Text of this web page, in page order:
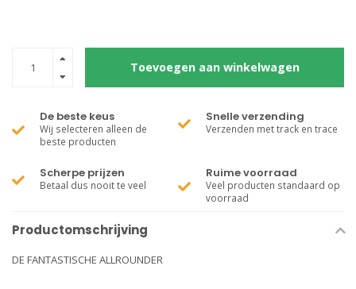
Toevoegen aan winkelwagen
De beste keus
Wij selecteren alleen de
beste producten
Snelle verzending
Verzenden met track en trace
Scherpe prijzen
Betaal dus nooit te veel
Ruime voorraad
Veel producten standaard op
voorraad
Productomschrijving
DE FANTASTISCHE ALLROUNDER